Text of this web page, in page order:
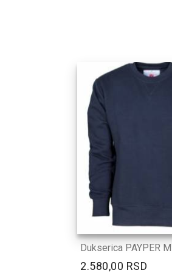
Dukserica PAYPER
2.580,00 RSD